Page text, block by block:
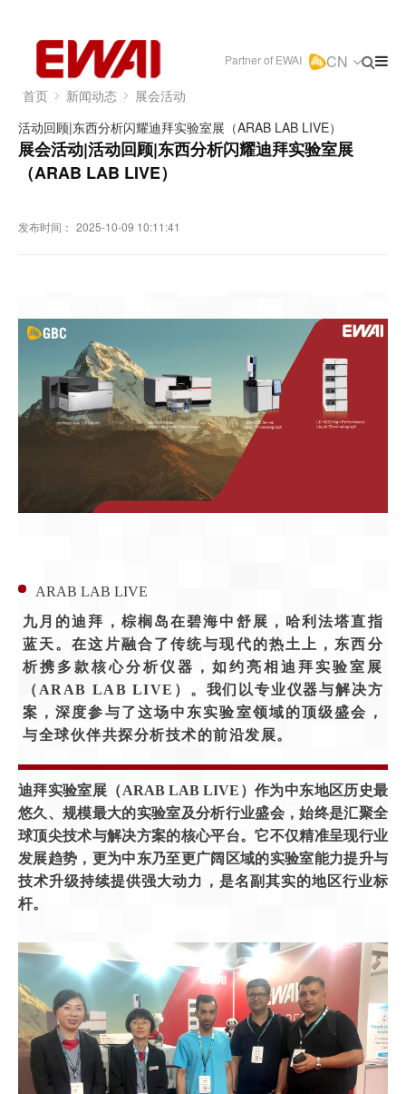
Partner of EWAI CN
首页 新闻动态
展会活动
活动回顾|东西分析闪耀迪拜实验室展（ARAB LAB LIVE）
展会活动|活动回顾|东西分析闪耀迪拜实验室展
（ARAB LAB LIVE）
发布时间： 2025-10-09 10:11:41
ARAB LAB LIVE
九月的迪拜，棕榈岛在碧海中舒展，哈利法塔直指
蓝天。在这片融合了传统与现代的热土上，东西分
析携多款核心分析仪器，如约亮相迪拜实验室展
（ARAB LAB LIVE）。我们以专业仪器与解决方
案，深度参与了这场中东实验室领域的顶级盛会，
与全球伙伴共探分析技术的前沿发展。
迪拜实验室展（ARAB LAB LIVE）作为中东地区历史最
悠久、规模最大的实验室及分析行业盛会，始终是汇聚全
球顶尖技术与解决方案的核心平台。它不仅精准呈现行业
发展趋势，更为中东乃至更广阔区域的实验室能力提升与
技术升级持续提供强大动力，是名副其实的地区行业标
杆。